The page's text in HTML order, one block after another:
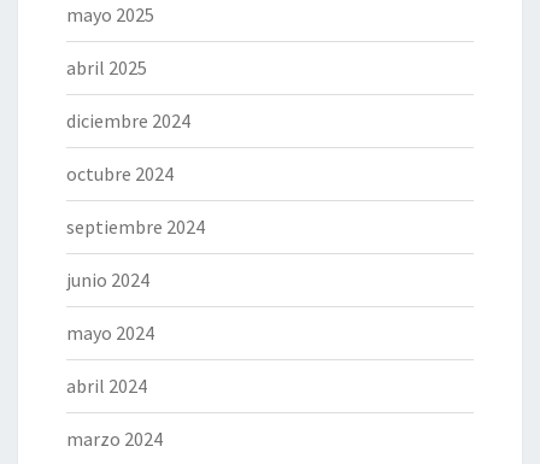
mayo 2025
abril 2025
diciembre 2024
octubre 2024
septiembre 2024
junio 2024
mayo 2024
abril 2024
marzo 2024